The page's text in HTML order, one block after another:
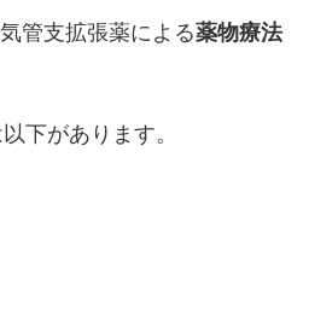
管支拡張薬による薬物療法
下があります。